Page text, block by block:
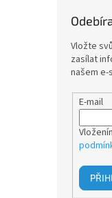
Vložte
zasílat
našem e-
E-mail